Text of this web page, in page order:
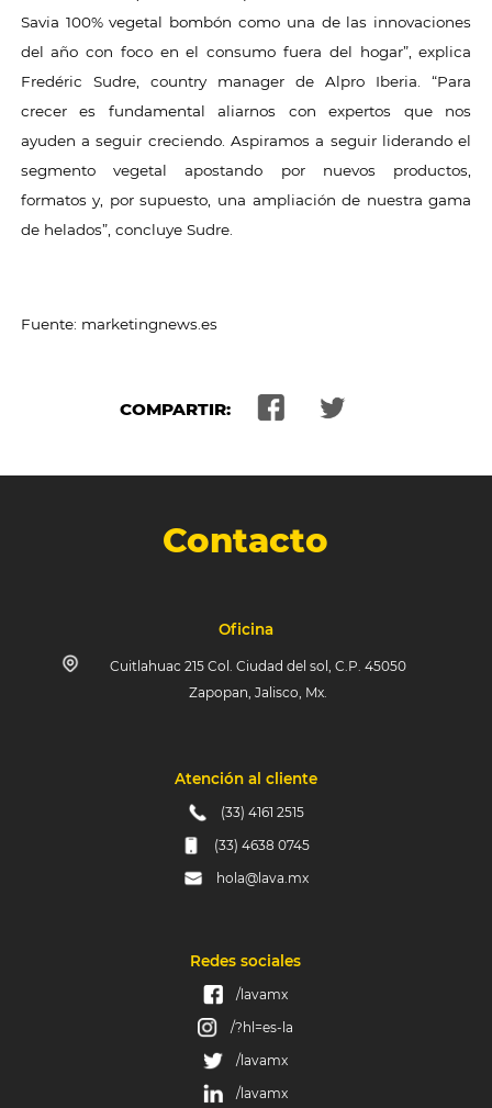
Savia 100% vegetal bombón como una de las innovaciones
del año con foco en el consumo fuera del hogar”, explica
Fredéric Sudre, country manager de Alpro Iberia. “Para
crecer es fundamental aliarnos con expertos que nos
ayuden a seguir creciendo. Aspiramos a seguir liderando el
segmento vegetal apostando por nuevos productos,
formatos y, por supuesto, una ampliación de nuestra gama
de helados”, concluye Sudre.
Fuente: marketingnews.es
COMPARTIR:
Contacto
Oficina
Cuitlahuac 215 Col. Ciudad del sol, C.P. 45050
Zapopan, Jalisco, Mx.
Atención al cliente
(33) 4161 2515
(33) 4638 0745
hola@lava.mx
Redes sociales
/lavamx
/?hl=es-la
/lavamx
/lavamx